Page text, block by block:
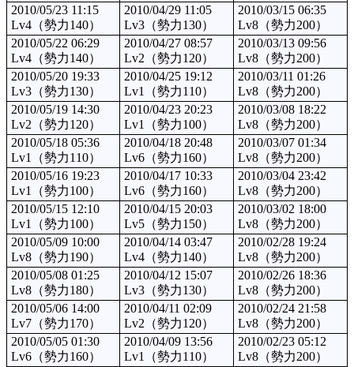
2010/05/23 11:15
Lv4（勢力140）
2010/04/29 11:05
Lv3（勢力130）
2010/03/15 06:35
Lv8（勢力200）
2010/05/22 06:29
Lv4（勢力140）
2010/04/27 08:57
Lv2（勢力120）
2010/03/13 09:56
Lv8（勢力200）
2010/05/20 19:33
Lv3（勢力130）
2010/04/25 19:12
Lv1（勢力110）
2010/03/11 01:26
Lv8（勢力200）
2010/05/19 14:30
Lv2（勢力120）
2010/04/23 20:23
Lv1（勢力100）
2010/03/08 18:22
Lv8（勢力200）
2010/05/18 05:36
Lv1（勢力110）
2010/04/18 20:48
Lv6（勢力160）
2010/03/07 01:34
Lv8（勢力200）
2010/05/16 19:23
Lv1（勢力100）
2010/04/17 10:33
Lv6（勢力160）
2010/03/04 23:42
Lv8（勢力200）
2010/05/15 12:10
Lv1（勢力100）
2010/04/15 20:03
Lv5（勢力150）
2010/03/02 18:00
Lv8（勢力200）
2010/05/09 10:00
Lv8（勢力190）
2010/04/14 03:47
Lv4（勢力140）
2010/02/28 19:24
Lv8（勢力200）
2010/05/08 01:25
Lv8（勢力180）
2010/04/12 15:07
Lv3（勢力130）
2010/02/26 18:36
Lv8（勢力200）
2010/05/06 14:00
Lv7（勢力170）
2010/04/11 02:09
Lv2（勢力120）
2010/02/24 21:58
Lv8（勢力200）
2010/05/05 01:30
Lv6（勢力160）
2010/04/09 13:56
Lv1（勢力110）
2010/02/23 05:12
Lv8（勢力200）